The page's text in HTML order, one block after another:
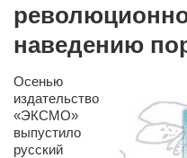
Досье
Арт-менеджеры
Орест Коваль
Тамара Кубракова
наведению
Осенью
издательство
«ЭКСМО»
выпустило
русский